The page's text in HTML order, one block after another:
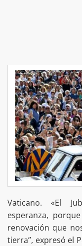
Vaticano. «El
esperanza,
renovación que
tierra”, expresó el